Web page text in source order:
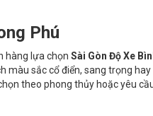
Phú
hàng lựa chọn Sài Gòn Độ Xe
màu sắc cổ điển, sang trọng
theo phong thủy hoặc yêu